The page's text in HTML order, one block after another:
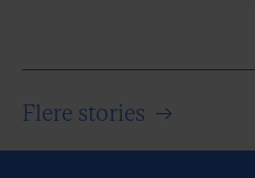
Flere stories →